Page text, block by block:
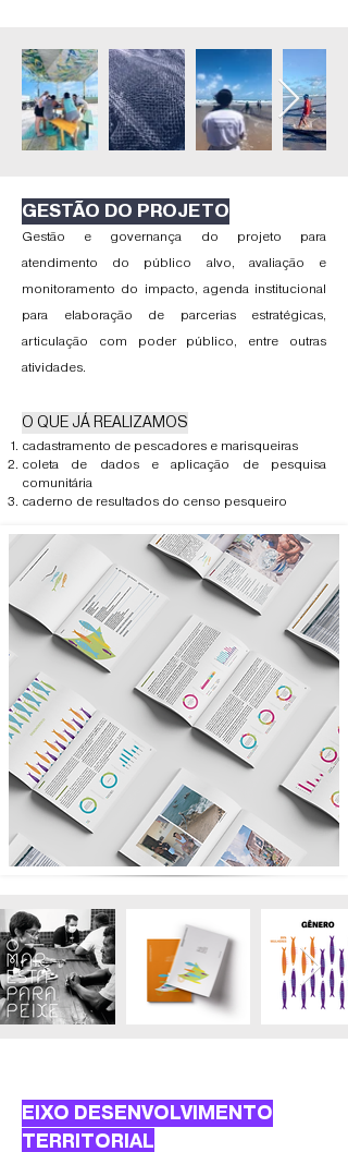
GESTÃO DO PROJETO
​Gestão e governança do projeto para
atendimento do público alvo, avaliação e
monitoramento do impacto, agenda institucional
para elaboração de parcerias estratégicas,
articulação com poder público, entre outras
atividades.
O QUE JÁ REALIZAMOS
cadastramento de pescadores e marisqueiras
coleta de dados e aplicação de pesquisa
comunitária
caderno de resultados do censo pesqueiro
EIXO DESENVOLVIMENTO
TERRITORIAL